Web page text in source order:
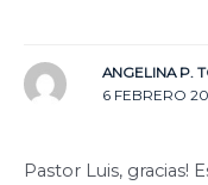
ANGELINA P.
6 FEBRERO
Pastor Luis, gracias!